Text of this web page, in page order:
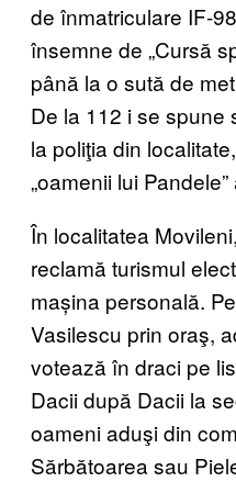
de înmatriculare IF-
însemne de „Cursă
până la o sută de
De la 112 i se spune
la poliţia din
„oamenii lui
În localitatea
reclamă turismul
mașina personală.
Vasilescu prin oraş,
votează în draci pe
Dacii după Dacii la
oameni aduşi din
Sărbătoarea sau